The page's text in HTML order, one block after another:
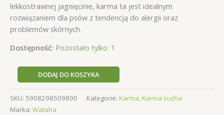
lekkostrawnej jagnięcinie, karma ta jest idealnym
rozwiązaniem dla psów z tendencją do alergii oraz
problemów skórnych.
Dostępność: Pozostało tylko: 1
ilość
Wataha
Hypoallergenic
Sucha
DODAJ DO KOSZYKA
SKU: 5908298509890 Kategorie: Karma,Karma sucha
Marka: Wataha